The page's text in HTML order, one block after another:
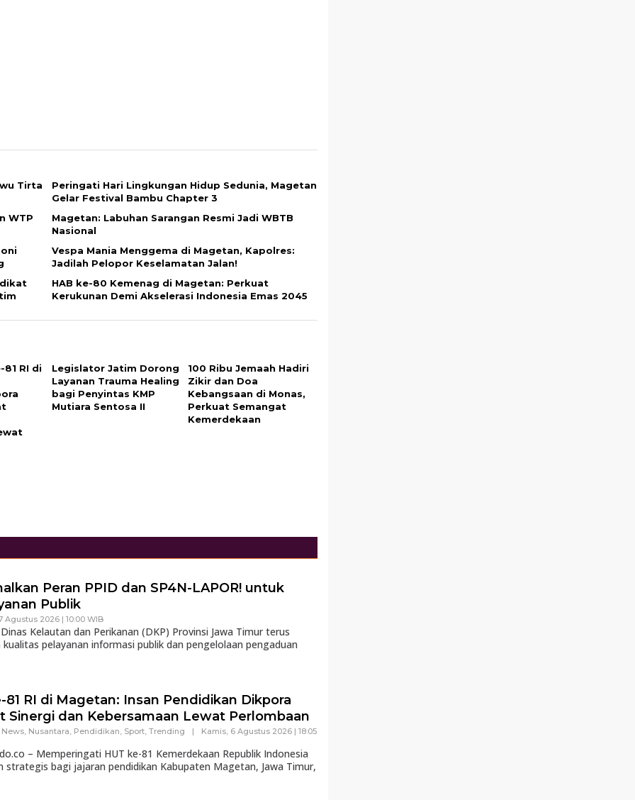
Tirta
Peringati Hari Lingkungan Hidup Sedunia, Magetan
Gelar Festival Bambu Chapter 3
WTP
Magetan: Labuhan Sarangan Resmi Jadi WBTB
Nasional
Vespa Mania Menggema di Magetan, Kapolres:
Jadilah Pelopor Keselamatan Jalan!
HAB ke-80 Kemenag di Magetan: Perkuat
Kerukunan Demi Akselerasi Indonesia Emas 2045
81 RI di
Legislator Jatim Dorong
Layanan Trauma Healing
bagi Penyintas KMP
Mutiara Sentosa II
100 Ribu Jemaah Hadiri
Zikir dan Doa
Kebangsaan di Monas,
Perkuat Semangat
Kemerdekaan
Peran PPID dan SP4N-LAPOR! untuk
Publik
Agustus 2026 | 10:00 WIB
Dinas Kelautan dan Perikanan (DKP) Provinsi Jawa Timur terus
pelayanan informasi publik dan pengelolaan pengaduan
81 RI di Magetan: Insan Pendidikan Dikpora
Sinergi dan Kebersamaan Lewat Perlombaan
News, Nusantara, Pendidikan, Sport, Trending |
Kamis, 6 Agustus 2026 | 18:05
– Memperingati HUT ke-81 Kemerdekaan Republik Indonesia
bagi jajaran pendidikan Kabupaten Magetan, Jawa Timur,